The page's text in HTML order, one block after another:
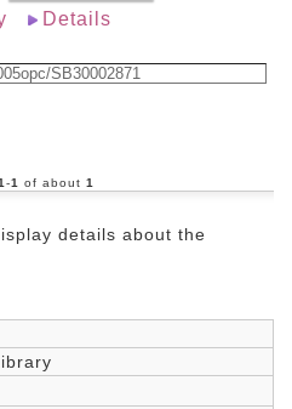
Details
-1 of about 1
details about the